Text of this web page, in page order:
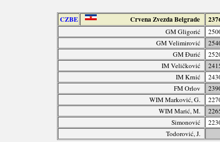
CZBE Crvena Zvezda Belgrade
GM Gligorić
GM Velimirović
GM Đurić
IM Veličković
IM Krnić
FM Orlov
WIM Marković, G.
WIM Marić, M.
Simonović
Todorović, J.